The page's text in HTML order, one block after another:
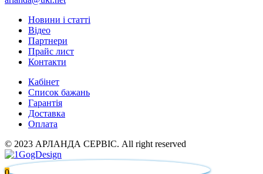
Новини і статті
Відео
Партнери
Прайс лист
Контакти
Кабінет
Список бажань
Гарантія
Доставка
Оплата
© 2023 АРЛАНДА СЕРВІС. All right reserved